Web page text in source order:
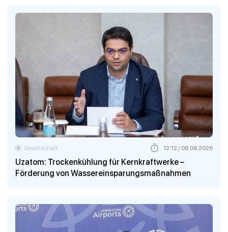
Uzatom: Trockenkühlung für Kernkraftwerke –
Förderung von Wassereinsparungsmaßnahmen
Gesellschaft 12:12 / 08.08.2026